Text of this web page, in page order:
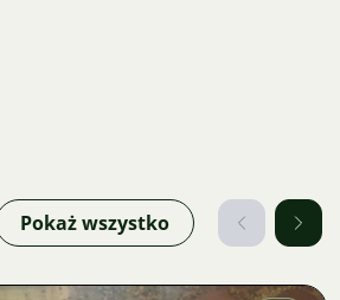
Pokaż wszystko